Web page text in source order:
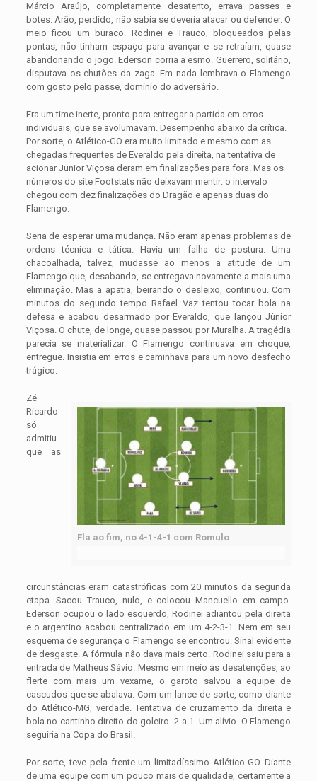
Márcio Araújo, completamente desatento, errava passes e
botes. Arão, perdido, não sabia se deveria atacar ou defender. O
meio ficou um buraco. Rodinei e Trauco, bloqueados pelas
pontas, não tinham espaço para avançar e se retraíam, quase
abandonando o jogo. Ederson corria a esmo. Guerrero, solitário,
disputava os chutões da zaga. Em nada lembrava o Flamengo
com gosto pelo passe, domínio do adversário.
Era um time inerte, pronto para entregar a partida em erros
individuais, que se avolumavam. Desempenho abaixo da crítica.
Por sorte, o Atlético-GO era muito limitado e mesmo com as
chegadas frequentes de Everaldo pela direita, na tentativa de
acionar Junior Viçosa deram em finalizações para fora. Mas os
números do site Footstats não deixavam mentir: o intervalo
chegou com dez finalizações do Dragão e apenas duas do
Flamengo.
Seria de esperar uma mudança. Não eram apenas problemas de
ordens técnica e tática. Havia um falha de postura. Uma
chacoalhada, talvez, mudasse ao menos a atitude de um
Flamengo que, desabando, se entregava novamente a mais uma
eliminação. Mas a apatia, beirando o desleixo, continuou. Com
minutos do segundo tempo Rafael Vaz tentou tocar bola na
defesa e acabou desarmado por Everaldo, que lançou Júnior
Viçosa. O chute, de longe, quase passou por Muralha. A tragédia
parecia se materializar. O Flamengo continuava em choque,
entregue. Insistia em erros e caminhava para um novo desfecho
trágico.
Fla ao fim, no 4-1-4-1 com Romulo
Zé
Ricardo
só
admitiu
que as
circunstâncias eram catastróficas com 20 minutos da segunda
etapa. Sacou Trauco, nulo, e colocou Mancuello em campo.
Ederson ocupou o lado esquerdo, Rodinei adiantou pela direita
e o argentino acabou centralizado em um 4-2-3-1. Nem em seu
esquema de segurança o Flamengo se encontrou. Sinal evidente
de desgaste. A fórmula não dava mais certo. Rodinei saiu para a
entrada de Matheus Sávio. Mesmo em meio às desatenções, ao
flerte com mais um vexame, o garoto salvou a equipe de
cascudos que se abalava. Com um lance de sorte, como diante
do Atlético-MG, verdade. Tentativa de cruzamento da direita e
bola no cantinho direito do goleiro. 2 a 1. Um alívio. O Flamengo
seguiria na Copa do Brasil.
Por sorte, teve pela frente um limitadíssimo Atlético-GO. Diante
de uma equipe com um pouco mais de qualidade, certamente a